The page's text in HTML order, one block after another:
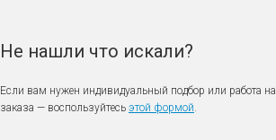
Не нашли что искали?
Если вам нужен индивидуальный подбор или работа на
заказа — воспользуйтесь этой формой.